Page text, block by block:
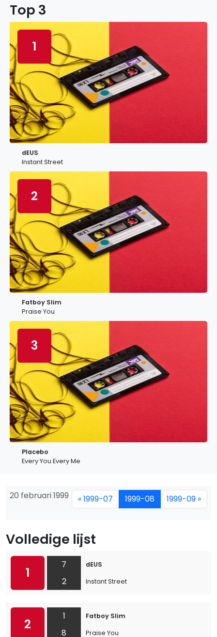
Top 3
1
dEUS
Instant Street
2
Fatboy Slim
Praise You
3
Placebo
Every You Every Me
20 februari 1999 « 1999-07 1999-08 1999-09 »
Volledige lijst
1
7
2
dEUS
Instant Street
2
1
8
Fatboy Slim
Praise You